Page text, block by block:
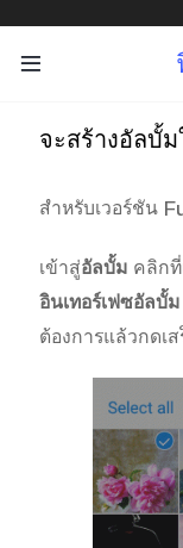
จะสร้างอัลบั้
สำหรับเวอร์ชัน
เข้าสู่อัลบั้ม คลิก
อินเทอร์เฟซอัลบั้ม
ต้องการแล้วกดเ